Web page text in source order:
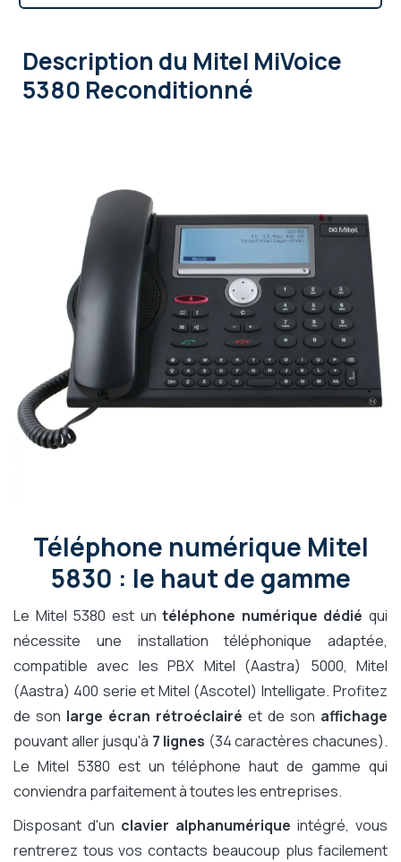
Description du Mitel MiVoice
5380 Reconditionné
Téléphone numérique Mitel
5830 : le haut de gamme
Le Mitel 5380 est untéléphone numérique dédié qui
nécessite une installation téléphonique adaptée,
compatible avec les PBX Mitel (Aastra) 5000, Mitel
(Aastra) 400 serie et Mitel (Ascotel) Intelligate. Profitez
de son large écran rétroéclairé et de son affichage
pouvant aller jusqu'à 7 lignes (34 caractères chacunes).
Le Mitel 5380 est un téléphone haut de gamme qui
conviendra parfaitement à toutes les entreprises.
Disposant d'un clavier alphanumérique intégré, vous
rentrerez tous vos contacts beaucoup plus facilement